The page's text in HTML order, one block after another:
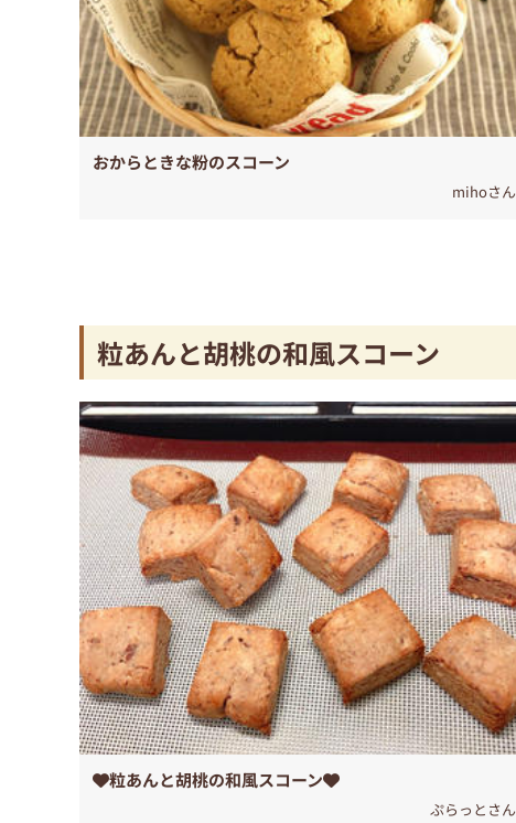
おからときな粉のスコーン
mihoさん
粒あんと胡桃の和風スコーン
❤️粒あんと胡桃の和風スコーン❤️
ぷらっとさん